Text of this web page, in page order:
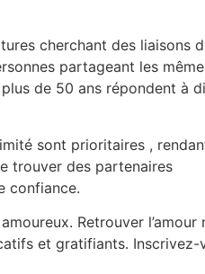
cherchant des liaisons
partageant les
de 50 ans répondent à
sont prioritaires ,
trouver des partenaires
confiance.
Retrouver l’amour
et gratifiants. Inscrivez-